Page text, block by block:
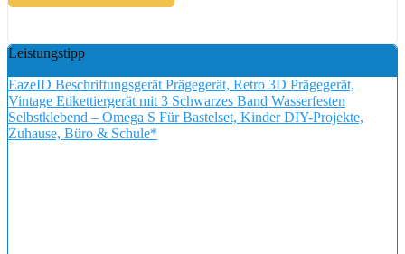
Leistungstipp
EazeID Beschriftungsgerät Prägegerät, Retro 3D Prägegerät,
Vintage Etikettiergerät mit 3 Schwarzes Band Wasserfesten
Selbstklebend – Omega S Für Bastelset, Kinder DIY-Projekte,
Zuhause, Büro & Schule*